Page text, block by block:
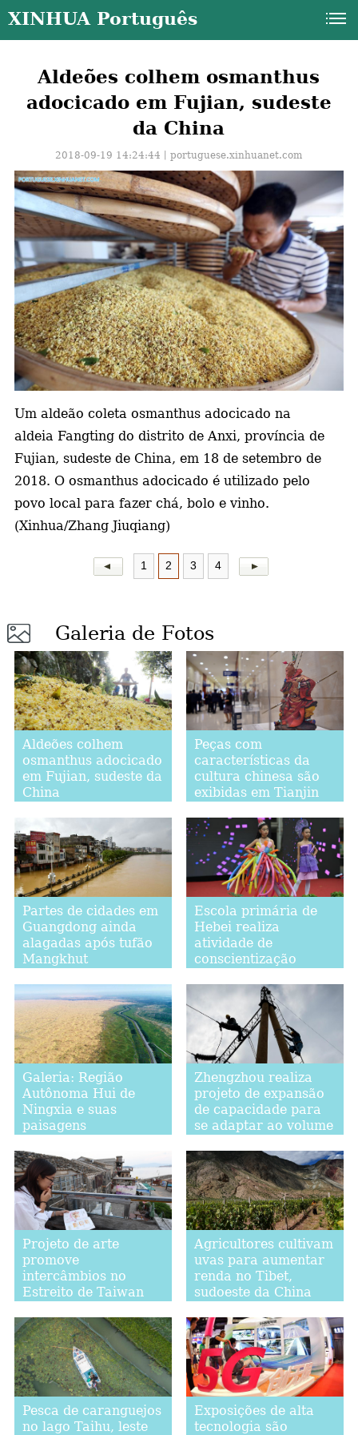
XINHUA Português
Aldeões colhem osmanthus
adocicado em Fujian, sudeste
da China
2018-09-19 14:24:44丨portuguese.xinhuanet.com
Um aldeão coleta osmanthus adocicado na
aldeia Fangting do distrito de Anxi, província de
Fujian, sudeste de China, em 18 de setembro de
2018. O osmanthus adocicado é utilizado pelo
povo local para fazer chá, bolo e vinho.
(Xinhua/Zhang Jiuqiang)
1 2 3 4
Galeria de Fotos
Aldeões colhem
osmanthus adocicado
em Fujian, sudeste da
China
Peças com
características da
cultura chinesa são
exibidas em Tianjin
Partes de cidades em
Guangdong ainda
alagadas após tufão
Mangkhut
Escola primária de
Hebei realiza
atividade de
conscientização
Galeria: Região
Autônoma Hui de
Ningxia e suas
paisagens
Zhengzhou realiza
projeto de expansão
de capacidade para
se adaptar ao volume
Projeto de arte
promove
intercâmbios no
Estreito de Taiwan
Agricultores cultivam
uvas para aumentar
renda no Tibet,
sudoeste da China
Pesca de caranguejos
no lago Taihu, leste
Exposições de alta
tecnologia são